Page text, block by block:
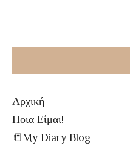
Αρχική
Ποια Είμαι!
📒My Diary Blog